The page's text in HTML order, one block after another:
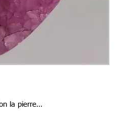
la pierre…